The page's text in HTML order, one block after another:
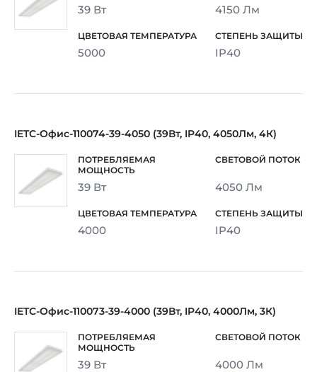
39 Вт 4150 Лм
5000 IP40
IETC-Офис-110074-39-4050 (39Вт, IP40, 4050Лм, 4К)
39 Вт 4050 Лм
4000 IP40
IETC-Офис-110073-39-4000 (39Вт, IP40, 4000Лм, 3К)
39 Вт 4000 Лм